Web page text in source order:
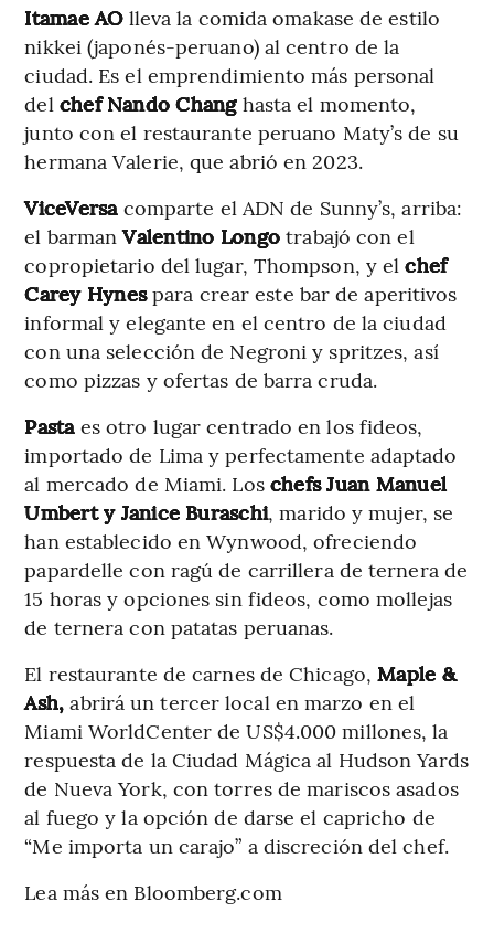
Itamae AOlleva la comida omakase de estilo
nikkei (japonés-peruano) al centro de la
ciudad. Es el emprendimiento más personal
del chef Nando Changhasta el momento,
junto con el restaurante peruano Maty’s de su
hermana Valerie, que abrió en 2023.
ViceVersacomparte el ADN de Sunny’s, arriba:
el barmanValentino Longotrabajó con el
copropietario del lugar, Thompson, y elchef
Carey Hynespara crear este bar de aperitivos
informal y elegante en el centro de la ciudad
con una selección de Negroni y spritzes, así
como pizzas y ofertas de barra cruda.
Pasta es otro lugar centrado en los fideos,
importado de Lima y perfectamente adaptado
al mercado de Miami. Los chefs Juan Manuel
Umbert y Janice Buraschi, marido y mujer, se
han establecido en Wynwood, ofreciendo
papardelle con ragú de carrillera de ternera de
15 horas y opciones sin fideos, como mollejas
de ternera con patatas peruanas.
El restaurante de carnes de Chicago, Maple &
Ash, abrirá un tercer local en marzo en el
Miami WorldCenter de US$4.000 millones, la
respuesta de la Ciudad Mágica al Hudson Yards
de Nueva York, con torres de mariscos asados ​​
al fuego y la opción de darse el capricho de
“Me importa un carajo” a discreción del chef.
Lea más en Bloomberg.com